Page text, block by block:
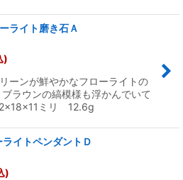
ライト磨き石Ａ
)
ーンが鮮やかなフローライトの
ラウンの縞模様も浮かんでいて
ミリ 12.6g
イトペンダントＤ
)